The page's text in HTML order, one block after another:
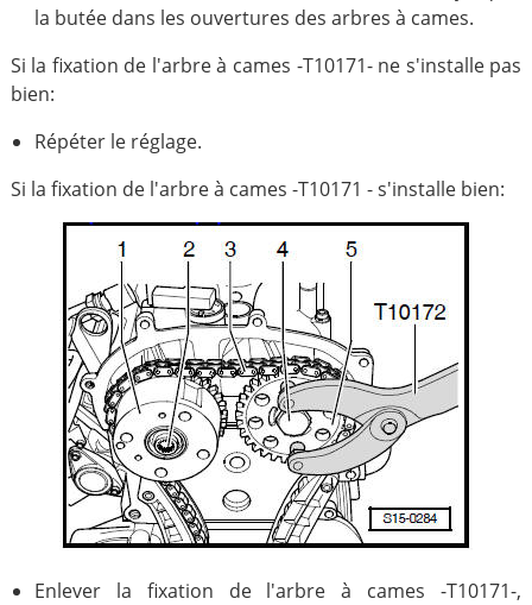
la butée dans les ouvertures des arbres à cames.
Si la fixation de l'arbre à cames -T10171- ne s'installe pas
bien:
Répéter le réglage.
Si la fixation de l'arbre à cames -T10171 - s'installe bien:
Enlever la fixation de l'arbre à cames -T10171-,